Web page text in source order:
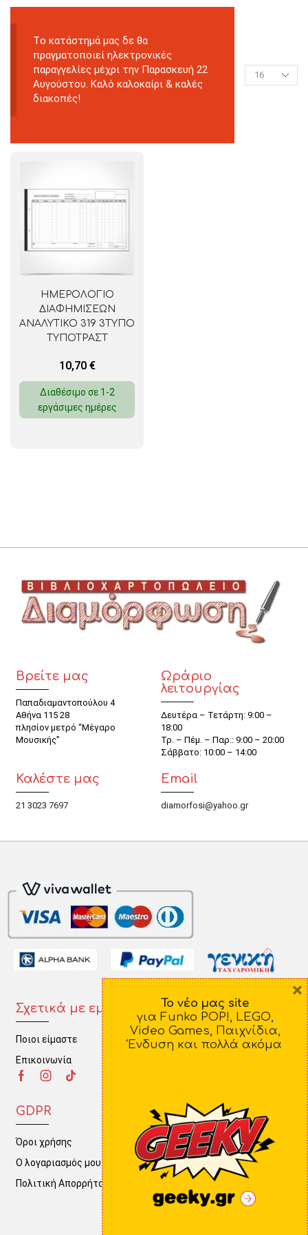
Tο κατάστημά μας δε θα
πραγματοποιεί ηλεκτρονικές
παραγγελίες μέχρι την Παρασκευή 22
Αυγούστου. Καλό καλοκαίρι & καλές
διακοπές!
ΗΜΕΡΟΛΟΓΙΟ
ΔΙΑΦΗΜΙΣΕΩΝ
ΑΝΑΛΥΤΙΚΟ 319 3ΤΥΠΟ
ΤΥΠΟΤΡΑΣΤ
10,70 €
Διαθέσιμο σε 1-2
εργάσιμες ημέρες
Βρείτε μας
Παπαδιαμαντοπούλου 4
Αθήνα 115 28
πλησίον μετρό “Μέγαρο
Μουσικής”
Ωράριο
λειτουργίας
Δευτέρα – Τετάρτη: 9:00 –
18:00
Τρ. – Πέμ. – Παρ.: 9:00 – 20:00
Σάββατο: 10:00 – 14:00
Καλέστε μας
21 3023 7697
Email
diamorfosi@yahoo.gr
Σχετικά με εμάς
Ποιοι είμαστε
Επικοινωνία
Πληροφορίες
Τρόποι Πληρωμής
GDPR
Όροι χρήσης
Ο λογαριασμός μου
Πολιτική Απορρήτου
Το νέο μας site
για Funko POP!, LEGO,
Video Games, Παιχνίδια,
Ένδυση και πολλά ακόμα
×